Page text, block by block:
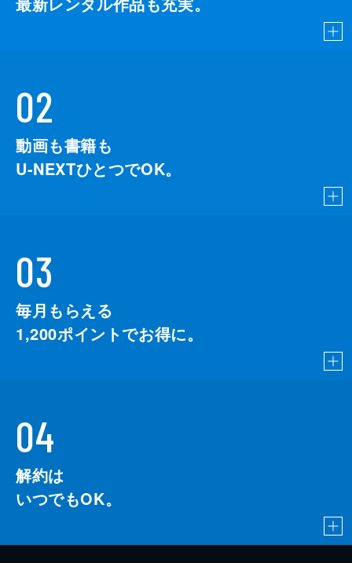
02
動画も書籍も
U-NEXTひとつでOK。
03
毎月もらえる
1,200ポイントでお得に。
04
解約は
いつでもOK。